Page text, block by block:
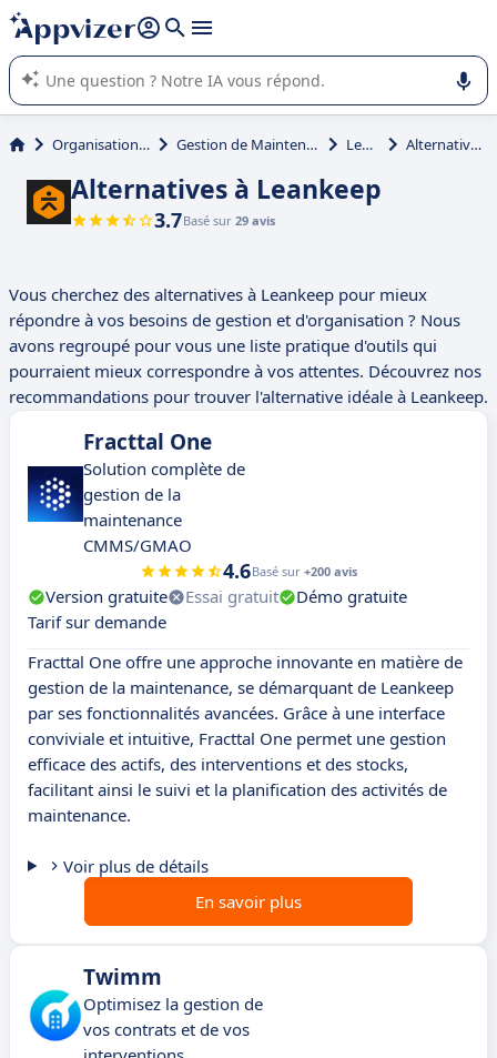
répondre (plusieurs lignes avec
L'IA de Appvizer vous guide dans l'utilisation ou la sélection de
logiciel SaaS en entreprise.
Organisation et planification Gestion de Maintenance Assistée par Ordinateur (GMAO) Leankeep Alternatives à Leankeep
Alternatives à Leankeep
3.7Basé sur 29 avis
Vous cherchez des alternatives à Leankeep pour mieux
répondre à vos besoins de gestion et d'organisation ? Nous
avons regroupé pour vous une liste pratique d'outils qui
pourraient mieux correspondre à vos attentes. Découvrez nos
recommandations pour trouver l'alternative idéale à Leankeep.
Fracttal One
Solution complète de
gestion de la
maintenance
CMMS/GMAO
4.6Basé sur +200 avis
Version gratuite Essai gratuit
Démo gratuite
Tarif sur demande
Fracttal One offre une approche innovante en matière de
gestion de la maintenance, se démarquant de Leankeep
par ses fonctionnalités avancées. Grâce à une interface
conviviale et intuitive, Fracttal One permet une gestion
efficace des actifs, des interventions et des stocks,
facilitant ainsi le suivi et la planification des activités de
maintenance.
Voir plus de détails
En savoir plus
Twimm
Optimisez la gestion de
vos contrats et de vos